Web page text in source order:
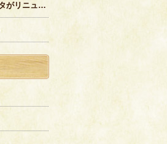
メロンのパンナコッタがリニューアル